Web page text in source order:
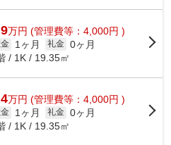
万円 (管理費等：4,000円 )
1ヶ月 礼金 0ヶ月
/ 1K / 19.35㎡
万円 (管理費等：4,000円 )
1ヶ月 礼金 0ヶ月
/ 1K / 19.35㎡